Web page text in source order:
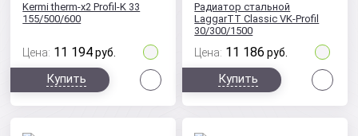
Kermi therm-x2 Profil-K 33
155/500/600
Цена: 11 194 руб.
Купить
Радиатор стальной
LaggarTT Classic VK-Profil
30/300/1500
Цена: 11 186 руб.
Купить